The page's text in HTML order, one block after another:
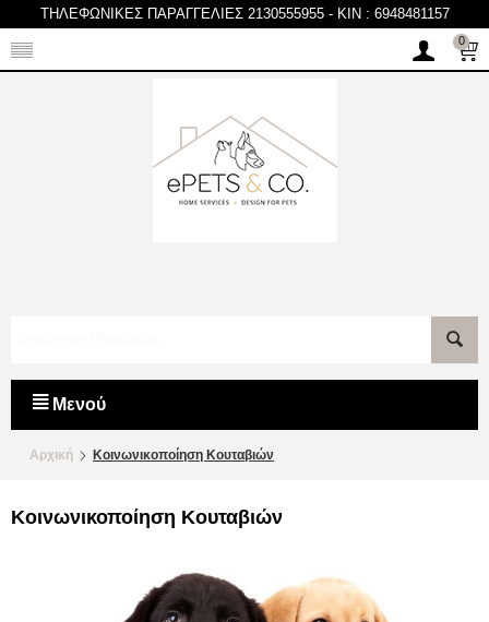
ΤΗΛΕΦΩΝΙΚΕΣ ΠΑΡΑΓΓΕΛΙΕΣ 2130555955- KIN : 6948481157
0
Μενού
Αρχική Κοινωνικοποίηση Κουταβιών
Κοινωνικοποίηση Κουταβιών